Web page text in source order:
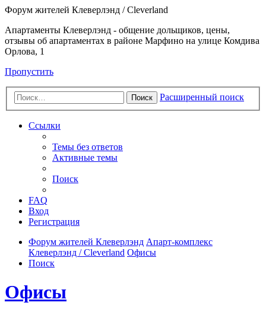
Форум жителей Клеверлэнд / Cleverland
Апартаменты Клеверлэнд - общение дольщиков, цены,
отзывы об апартаментах в районе Марфино на улице Комдива
Орлова, 1
Пропустить
Поиск Расширенный поиск
Ссылки
Темы без ответов
Активные темы
Поиск
FAQ
Вход
Регистрация
Форум жителей Клеверлэнд Апарт-комплекс
Клеверлэнд / Cleverland Офисы
Поиск
Офисы